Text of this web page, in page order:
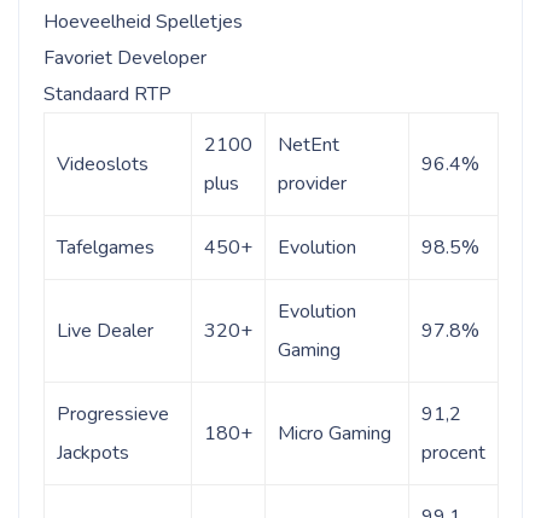
Hoeveelheid Spelletjes
Favoriet Developer
Standaard RTP
Videoslots
2100
plus
NetEnt
provider
96.4%
Tafelgames 450+ Evolution 98.5%
Live Dealer 320+
Evolution
Gaming
97.8%
Progressieve
Jackpots
180+ Micro Gaming
91,2
procent